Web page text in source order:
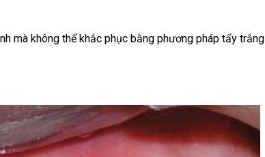
mà không thể khắc phục bằng phương pháp tẩy trắng